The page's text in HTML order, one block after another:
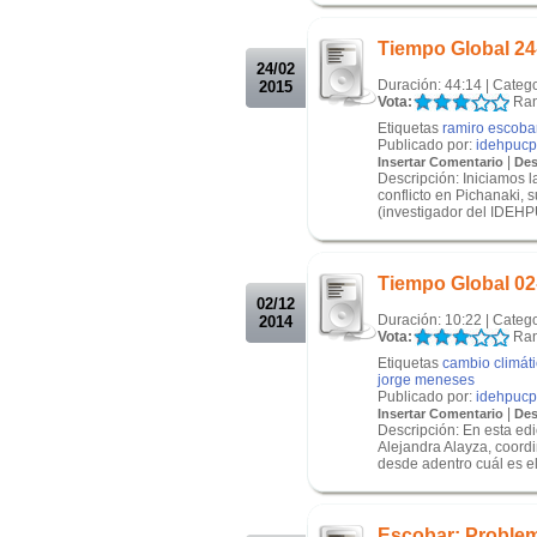
24/02
2015
Tiempo Global
Duración: 44:14 |
Vota:
Etiquetas ramiro
Publicado por: idehpucp
Insertar Comentario |
Descripción: Iniciamos
conflicto en Pichanaki,
(investigador del
02/12
2014
Tiempo Global
Duración: 10:22 |
Vota:
Etiquetas cambio
jorge meneses
Publicado por: idehpucp
Insertar Comentario |
Descripción: En esta
Alejandra Alayza,
desde adentro cuál es